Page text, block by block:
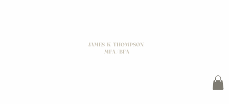
JAMES K THOMPSON
MFA / BFA